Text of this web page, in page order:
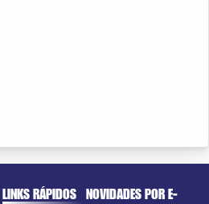
LINKS RÁPIDOS NOVIDADES POR E-